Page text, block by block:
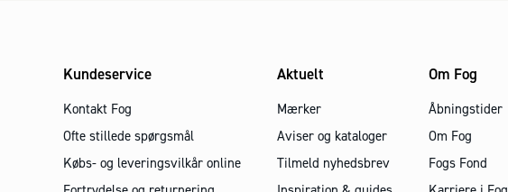
Kundeservice
Kontakt Fog
Ofte stillede spørgsmål
Købs- og leveringsvilkår online
Aktuelt
Mærker
Aviser og kataloger
Tilmeld nyhedsbrev
Om Fog
Åbningstider
Om Fog
Fogs Fond